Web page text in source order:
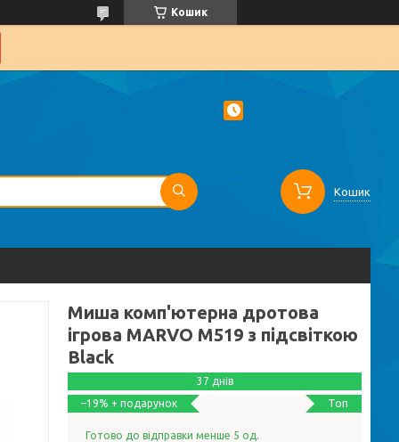
Кошик
Кошик
Миша комп'ютерна дротова
ігрова MARVO M519 з підсвіткою
Black
Топ
37 днів
–19%
Готово до відправки менше 5 од.